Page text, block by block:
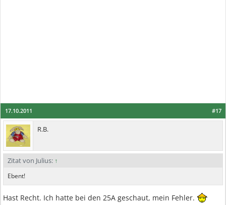
#17
17.10.2011
R.B.
Zitat von Julius: ↑
Ebent!
Hast Recht. Ich hatte bei den 25A geschaut, mein Fehler.